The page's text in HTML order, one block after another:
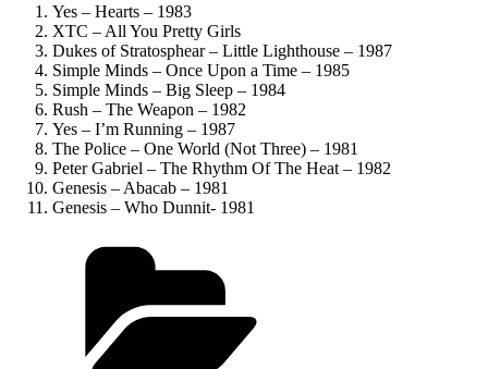
Yes – Hearts – 1983
XTC – All You Pretty Girls
Dukes of Stratosphear – Little Lighthouse – 1987
Simple Minds – Once Upon a Time – 1985
Simple Minds – Big Sleep – 1984
Rush – The Weapon – 1982
Yes – I’m Running – 1987
The Police – One World (Not Three) – 1981
Peter Gabriel – The Rhythm Of The Heat – 1982
Genesis – Abacab – 1981
Genesis – Who Dunnit- 1981